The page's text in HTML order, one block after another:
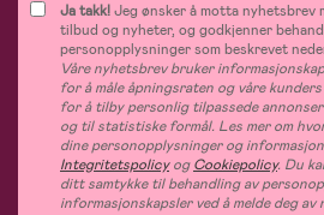
Ja takk!Jeg ønsker å motta nyhetsbrev
tilbud og nyheter, og godkjenner
personopplysninger som beskrevet
Våre nyhetsbrev bruker
for å måle åpningsraten og våre
for å tilby personlig tilpassede
og til statistiske formål. Les mer om
dine personopplysninger og
IntegritetspolicyogCookiepolicy. Du
ditt samtykke til behandling av
informasjonskapsler ved å melde deg av